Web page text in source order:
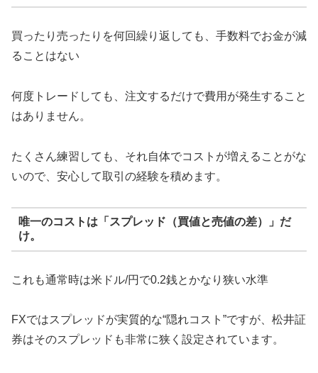
買ったり売ったりを何回繰り返しても、手数料でお金が減
ることはない
何度トレードしても、注文するだけで費用が発生すること
はありません。
たくさん練習しても、それ自体でコストが増えることがな
いので、安心して取引の経験を積めます。
唯一のコストは「スプレッド（買値と売値の差）」だ
け。
これも通常時は米ドル/円で0.2銭とかなり狭い水準
FXではスプレッドが実質的な“隠れコスト”ですが、松井証
券はそのスプレッドも非常に狭く設定されています。